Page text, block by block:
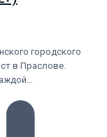
городского
в Праслове.